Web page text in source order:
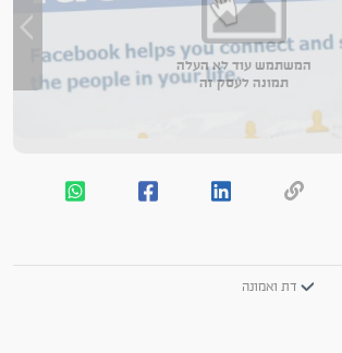
המשתמש עוד לא העלה
תמונה לעסק זה
דת ואמונה